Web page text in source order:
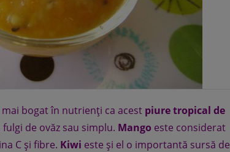
bogat în nutrienţi ca acest piure tropical de
de ovăz sau simplu. Mango este considerat
C şi fibre. Kiwi este şi el o importantă sursă de